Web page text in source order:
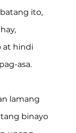
ito,
at hindi
asa.
lamang
binayo